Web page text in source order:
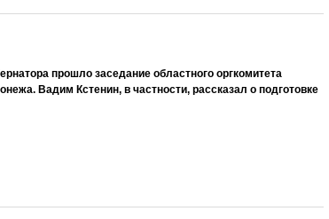
прошло заседание областного оргкомитета
Вадим Кстенин, в частности, рассказал о подготовке